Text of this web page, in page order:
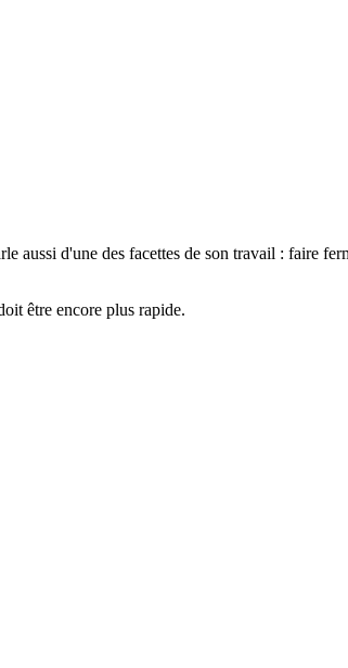
d'une des facettes de son travail : faire
être encore plus rapide.